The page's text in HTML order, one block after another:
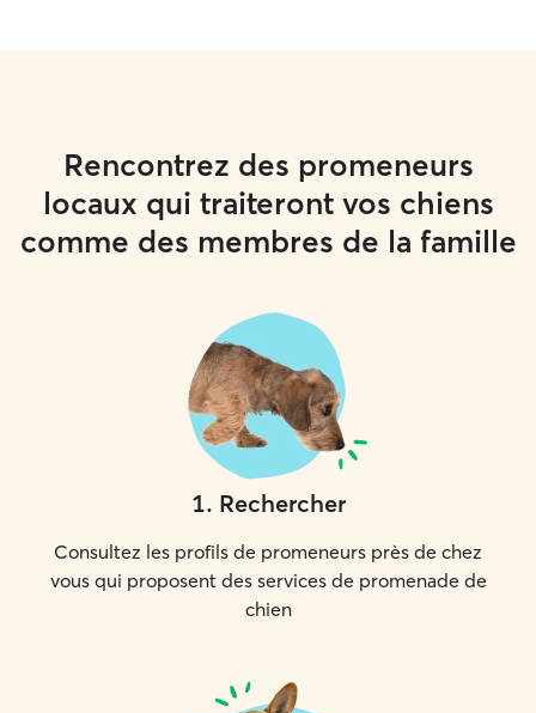
Rencontrez des promeneurs
locaux qui traiteront vos chiens
comme des membres de la famille
1. Rechercher
Consultez les profils de promeneurs près de chez
vous qui proposent des services de promenade de
chien